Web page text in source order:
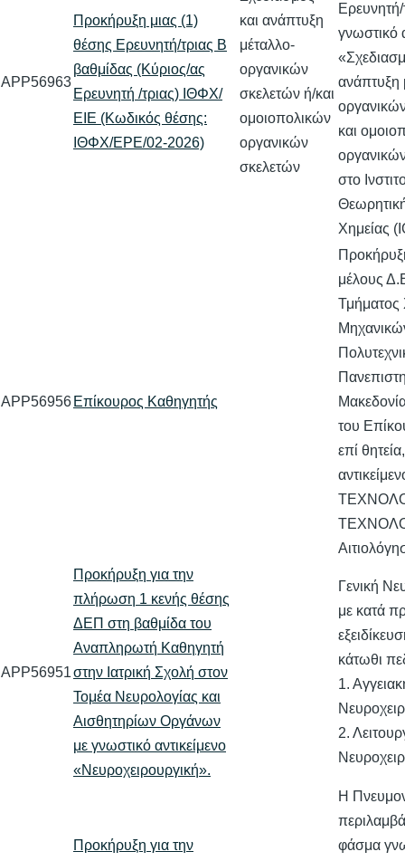
APP56963
Προκήρυξη μιας (1)
θέσης Ερευνητή/τριας Β
βαθμίδας (Κύριος/ας
Ερευνητή /τριας) ΙΘΦΧ/
ΕΙΕ (Κωδικός θέσης:
ΙΘΦΧ/ΕΡΕ/02-2026)
και ανάπτυξη
μέταλλο-
οργανικών
σκελετών ή/και
ομοιοπολικών
οργανικών
σκελετών
Ερευνητή/
γνωστικό
ανάπτυξη
και
στο
Χημείας
APP56956 Επίκουρος Καθηγητής
μέλους
Τμήματος
του
επί
APP56951
Προκήρυξη για την
πλήρωση 1 κενής θέσης
ΔΕΠ στη βαθμίδα του
Αναπληρωτή Καθηγητή
στην Ιατρική Σχολή στον
Τομέα Νευρολογίας και
Αισθητηρίων Οργάνων
με γνωστικό αντικείμενο
«Νευροχειρουργική».
Γενική
με κατά
κάτωθι
1.
2.
Προκήρυξη για την
Η
φάσμα